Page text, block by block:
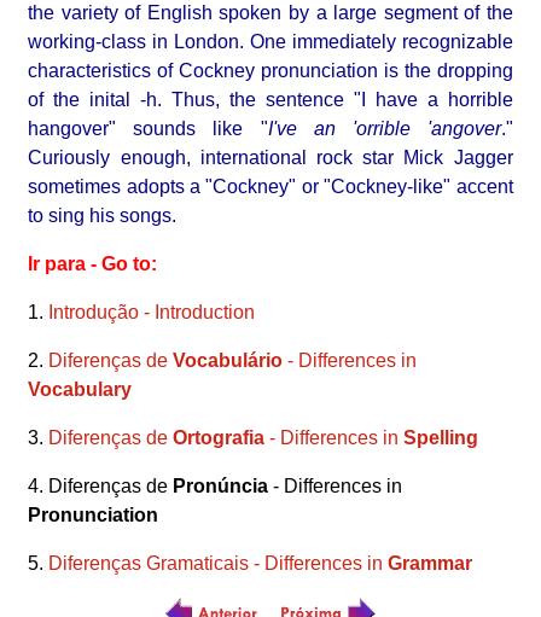
the variety of English spoken by a large segment of the
working-class in London. One immediately recognizable
characteristics of Cockney pronunciation is the dropping
of the inital -h. Thus, the sentence "I have a horrible
hangover" sounds like "I've an 'orrible 'angover."
Curiously enough, international rock star Mick Jagger
sometimes adopts a "Cockney" or "Cockney-like" accent
to sing his songs.
Ir para - Go to:
1. Introdução - Introduction
2. Diferenças deVocabulário - Differences in
Vocabulary
3. Diferenças deOrtografia - Differences inSpelling
4. Diferenças de Pronúncia - Differences in
Pronunciation
5. Diferenças Gramaticais - Differences in Grammar